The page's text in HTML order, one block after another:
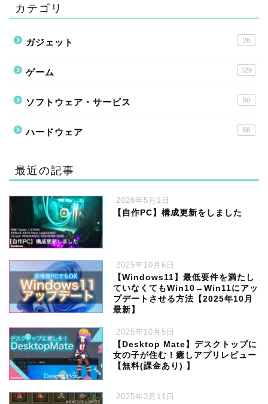
カテゴリ
ガジェット 28
ゲーム 129
ソフトウェア・サービス 50
ハードウェア 58
最近の記事
2026年5月1日
【自作PC】構成更新をしました
2025年10月6日
【Windows11】最低要件を満たし
ていなくてもWin10→Win11にアッ
プデートさせる方法【2025年10月
最新】
2025年10月5日
【Desktop Mate】デスクトップに
女の子が住む！癒しアプリレビュー
【無料(課金あり) 】
2025年3月11日